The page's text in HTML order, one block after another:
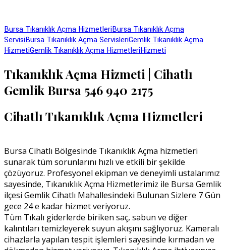
Bursa Tıkanıklık Açma HizmetleriBursa Tıkanıklık Açma
ServisiBursa Tıkanıklık Açma ServisleriGemlik Tıkanıklık Açma
HizmetiGemlik Tıkanıklık Açma HizmetleriHizmeti
Tıkanıklık Açma Hizmeti | Cihatlı
Gemlik Bursa 546 940 2175
Cihatlı Tıkanıklık Açma Hizmetleri
Bursa Cihatlı Bölgesinde Tıkanıklık Açma hizmetleri
sunarak tüm sorunlarını hızlı ve etkili bir şekilde
çözüyoruz. Profesyonel ekipman ve deneyimli ustalarımız
sayesinde, Tıkanıklık Açma Hizmetlerimiz ile Bursa Gemlik
ilçesi Gemlik Cihatlı Mahallesindeki Bulunan Sizlere 7 Gün
gece 24 e kadar hizmet veriyoruz.
Tüm Tıkalı giderlerde biriken saç, sabun ve diğer
kalıntıları temizleyerek suyun akışını sağlıyoruz. Kameralı
cihazlarla yapılan tespit işlemleri sayesinde kırmadan ve